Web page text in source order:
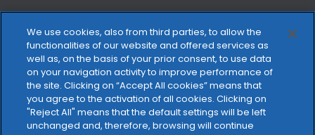
Hardware certificato
Changelog
VOCE E CONNETTIVITÀ
Trasparenza tariffaria
We use cookies, also from third parties, to allow the
functionalities of our website and offered services as
well as, on the basis of your prior consent, to use data
on your navigation activity to improve performance of
the site. Clicking on “Accept All cookies” means that
you agree to the activation of all cookies. Clicking on
"Reject All" means that the default settings will be left
unchanged and, therefore, browsing will continue